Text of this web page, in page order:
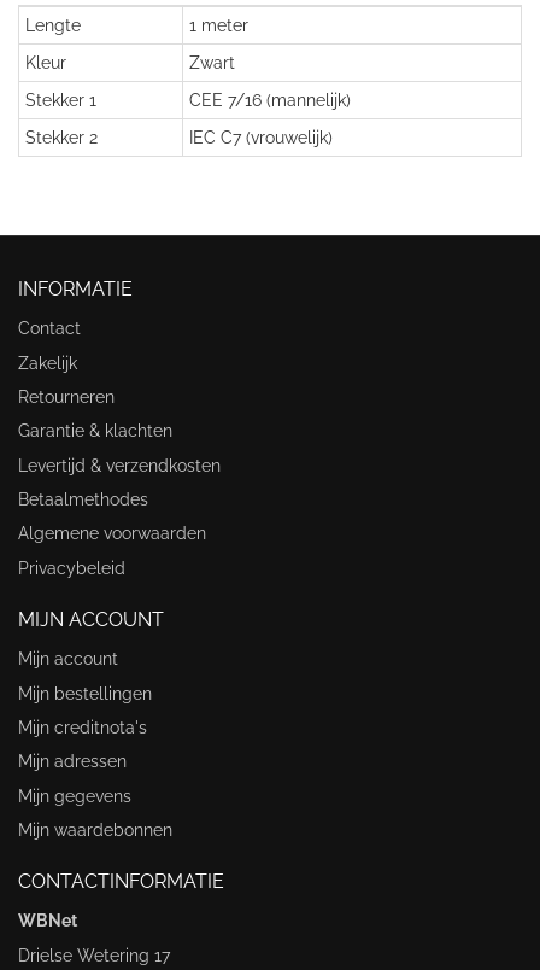
Lengte
1 meter
Kleur
Zwart
Stekker 1
CEE 7/16 (mannelijk)
Stekker 2
IEC C7 (vrouwelijk)
INFORMATIE
Contact
Zakelijk
Retourneren
Garantie & klachten
Levertijd & verzendkosten
Betaalmethodes
Algemene voorwaarden
Privacybeleid
MIJN ACCOUNT
Mijn account
Mijn bestellingen
Mijn creditnota's
Mijn adressen
Mijn gegevens
Mijn waardebonnen
CONTACTINFORMATIE
WBNet
Drielse Wetering 17